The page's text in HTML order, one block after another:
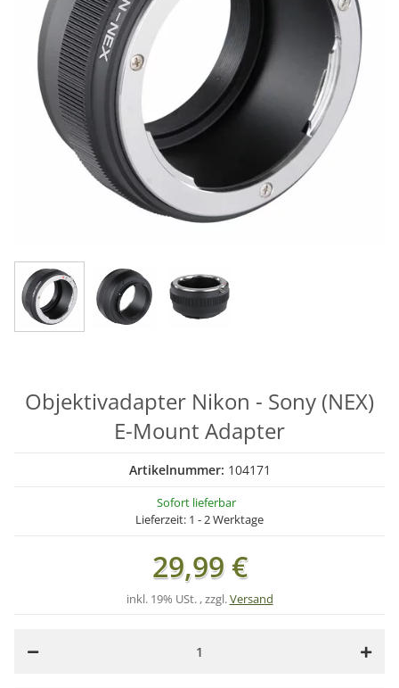
Objektivadapter Nikon - Sony (NEX)
E-Mount Adapter
Artikelnummer: 104171
Sofort lieferbar
Lieferzeit: 1 - 2 Werktage
29,99 €
inkl. 19% USt. , zzgl.Versand